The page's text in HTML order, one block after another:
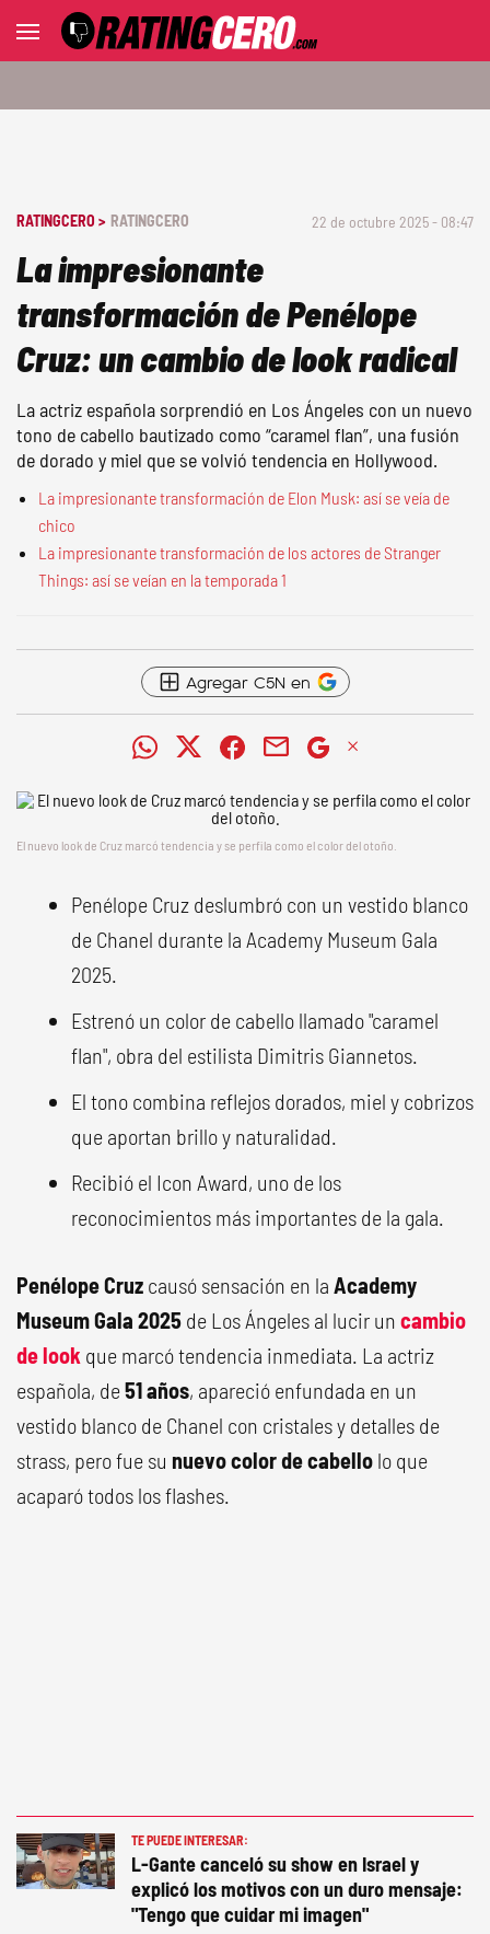
RATINGCERO > RATINGCERO 22 de octubre 2025 - 08:47
La impresionante
transformación de Penélope
Cruz: un cambio de look radical
La actriz española sorprendió en Los Ángeles con un nuevo
tono de cabello bautizado como “caramel flan”, una fusión
de dorado y miel que se volvió tendencia en Hollywood.
La impresionante transformación de Elon Musk: así se veía de
chico
La impresionante transformación de los actores de Stranger
Things: así se veían en la temporada 1
Agregar C5N en
El nuevo look de Cruz marcó tendencia y se perfila como el color del otoño.
Penélope Cruz deslumbró con un vestido blanco
de Chanel durante la Academy Museum Gala
2025.
Estrenó un color de cabello llamado "caramel
flan", obra del estilista Dimitris Giannetos.
El tono combina reflejos dorados, miel y cobrizos
que aportan brillo y naturalidad.
Recibió el Icon Award, uno de los
reconocimientos más importantes de la gala.
Penélope Cruz causó sensación en la Academy
Museum Gala 2025 de Los Ángeles al lucir un cambio
de look que marcó tendencia inmediata. La actriz
española, de51 años, apareció enfundada en un
vestido blanco de Chanel con cristales y detalles de
strass, pero fue su nuevo color de cabello lo que
acaparó todos los flashes.
TE PUEDE INTERESAR:
L-Gante canceló su show en Israel y
explicó los motivos con un duro mensaje:
"Tengo que cuidar mi imagen"